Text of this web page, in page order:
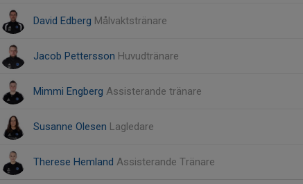
David Edberg Målvaktstränare
Jacob Pettersson Huvudtränare
Mimmi Engberg Assisterande tränare
Susanne Olesen Lagledare
Therese Hemland Assisterande Tränare